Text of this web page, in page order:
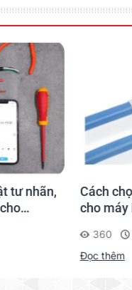
tư nhãn,
Cách
cho máy
360
Đọc thêm